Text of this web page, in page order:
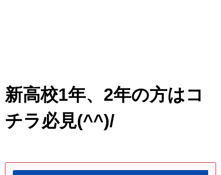
新高校1年、2年の方はコ
チラ必見(^^)/